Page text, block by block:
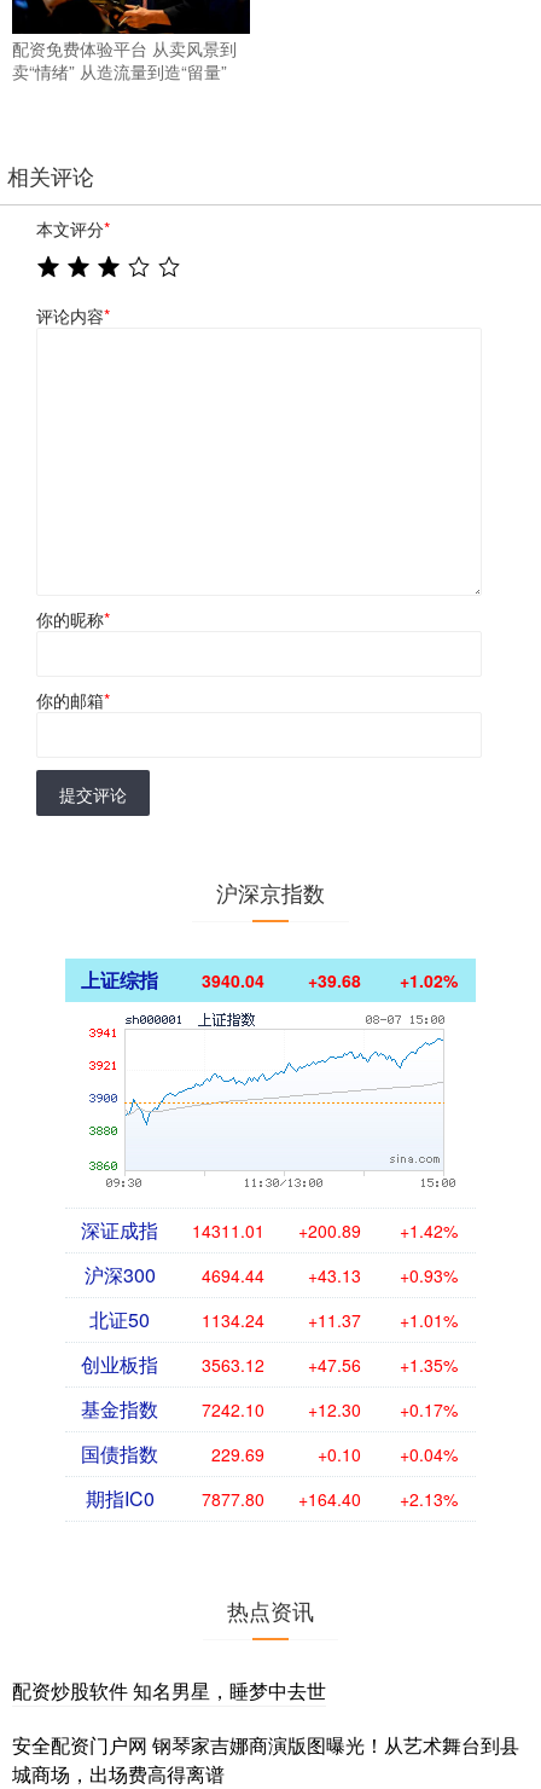
配资免费体验平台 从卖风景到
卖“情绪” 从造流量到造“留量”
相关评论
本文评分*
评论内容*
你的昵称*
你的邮箱*
提交评论
沪深京指数
上证综指 3940.04 +39.68 +1.02%
深证成指 14311.01 +200.89 +1.42%
沪深300 4694.44 +43.13 +0.93%
北证50 1134.24 +11.37 +1.01%
创业板指 3563.12 +47.56 +1.35%
基金指数 7242.10 +12.30 +0.17%
国债指数 229.69 +0.10 +0.04%
期指IC0 7877.80 +164.40 +2.13%
热点资讯
配资炒股软件 知名男星，睡梦中去世
安全配资门户网 钢琴家吉娜商演版图曝光！从艺术舞台到县
城商场，出场费高得离谱